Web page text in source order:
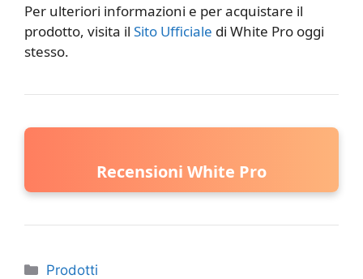
Per ulteriori informazioni e per acquistare il
prodotto, visita il Sito Ufficiale di White Pro oggi
stesso.
Recensioni White Pro
Categorie
Prodotti